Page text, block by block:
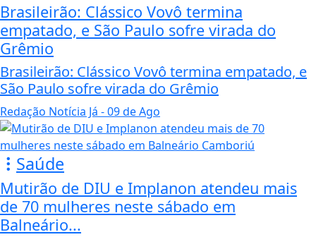
Brasileirão: Clássico Vovô termina
empatado, e São Paulo sofre virada do
Grêmio
Brasileirão: Clássico Vovô termina empatado, e
São Paulo sofre virada do Grêmio
Redação Notícia Já - 09 de Ago
Saúde
Mutirão de DIU e Implanon atendeu mais
de 70 mulheres neste sábado em
Balneário...